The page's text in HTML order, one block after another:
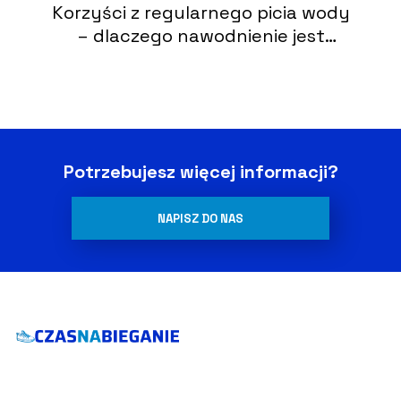
Korzyści z regularnego picia wody
– dlaczego nawodnienie jest
Potrzebujesz więcej informacji?
NAPISZ DO NAS